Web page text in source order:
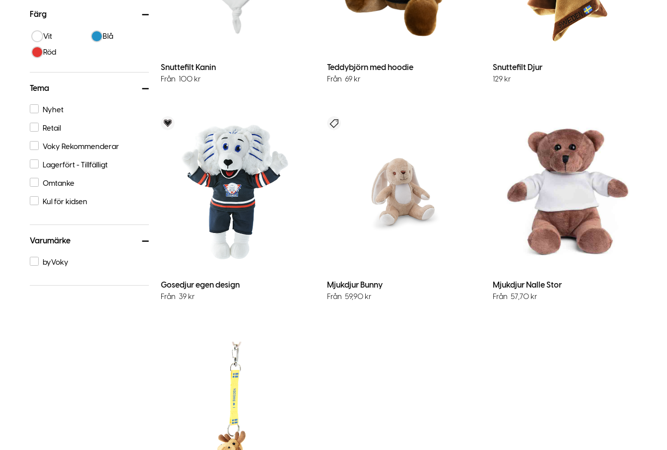
Färg
Vit
Blå
Röd
Tema
Nyhet
Retail
Voky Rekommenderar
Lagerfört - Tillfälligt
Omtanke
Kul för kidsen
Varumärke
byVoky
Snuttefilt Kanin
Från 100 kr
Teddybjörn med hoodie
Från 69 kr
Snuttefilt Djur
129 kr
Gosedjur egen design
Från 39 kr
Mjukdjur Bunny
Från 59,90 kr
Mjukdjur Nalle Stor
Från 57,70 kr